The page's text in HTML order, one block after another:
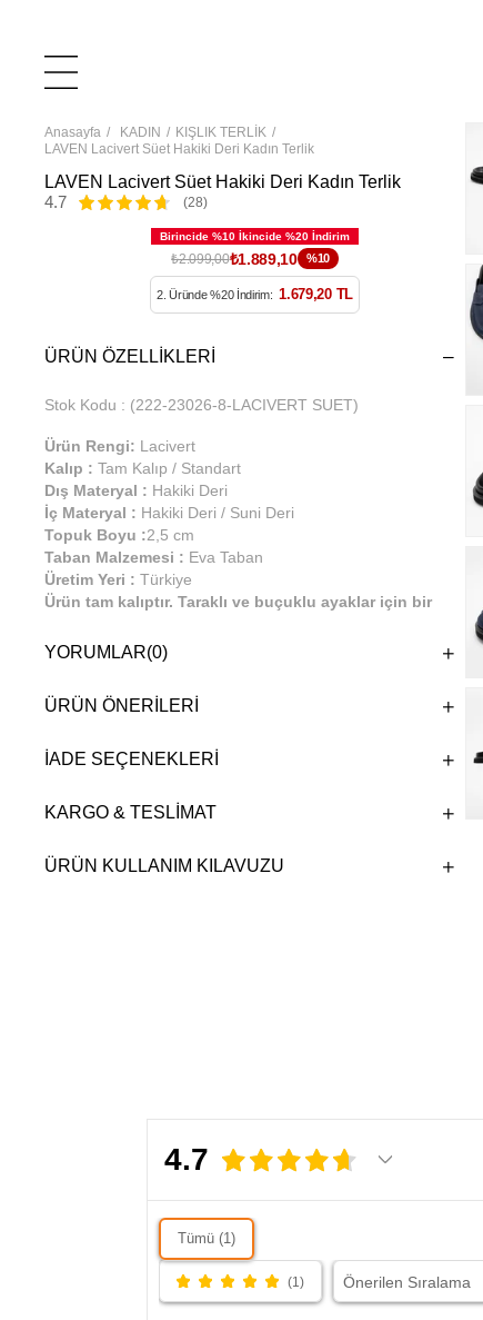
Anasayfa KADIN
KIŞLIK TERLİK
LAVEN Lacivert Süet Hakiki Deri Kadın Terlik
LAVEN Lacivert Süet Hakiki Deri Kadın Terlik
4.7
(28)
₺2.099,00₺1.889,10 %10
2. Üründe %20 İndirim: 1.679,20 TL
ÜRÜN ÖZELLIKLERI
Stok Kodu (222-23026-8-LACIVERT SUET)
Ürün Rengi: Lacivert
Kalıp : Tam Kalıp / Standart
Dış Materyal : Hakiki Deri
İç Materyal : Hakiki Deri / Suni Deri
Topuk Boyu :2,5 cm
Taban Malzemesi : Eva Taban
Üretim Yeri : Türkiye
Ürün tam kalıptır. Taraklı ve buçuklu ayaklar için bir
üretilmiştir. Günlük kullanıma uygundur.
YORUMLAR(0)
ÜRÜN ÖNERILERI
İADE SEÇENEKLERI
KARGO & TESLIMAT
ÜRÜN KULLANIM KILAVUZU
4.7
Tümü (1)
(1)